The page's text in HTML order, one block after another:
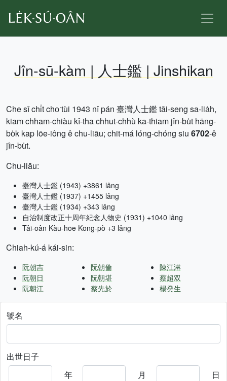
Jîn-sū-kàm | 人士鑑 | Jinshikan
Che sī chi̍t cho͘ tùi 1943 nî pán 臺灣人士鑑 tāi-seng sa-lia̍h,
kiam chham-chiàu kî-tha chhut-chhù ka-thiam jîn-bu̍t hāng-
bo̍k kap lōe-iông ê chu-liāu; chit-má lóng-chóng siu 6702-ê
jîn-bu̍t.
Chu-liāu:
臺灣人士鑑 (1943) +3861 lâng
臺灣人士鑑 (1937) +1455 lâng
臺灣人士鑑 (1934) +343 lâng
自治制度改正十周年紀念人物史 (1931) +1040 lâng
Tâi-oân Kàu-hōe Kong-pò +3 lâng
Chiah-kú-á kái-sin:
阮朝吉
阮朝日
阮朝江
阮朝倫
阮朝堪
蔡先於
陳江淋
蔡超双
楊癸生
號名
出世日子
年
月
日